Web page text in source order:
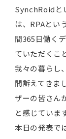
SynchRoidと
は、RPAとい
間365日働く
ていただくこ
我々の暮らし
間訴えてきま
ザーの皆さん
と感じていま
本日の発表で